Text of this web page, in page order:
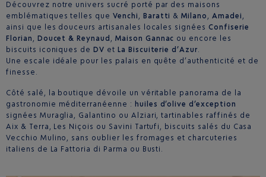
Découvrez notre univers sucré porté par des maisons
emblématiques telles queVenchi Baratti &Milano Amadei
ainsi que les douceurs artisanales locales signées Confiserie
Florian
Doucet & Reynaud Maison Gannac ou encore les
biscuits iconiques deDV et La Biscuiterie d’Azur
Une escale idéale pour les palais en quête d’authenticité et de
finesse.
Côté salé, la boutique dévoile un véritable panorama de la
gastronomie méditerranéenne : huiles d’olive d’exception
signées Muraglia, Galantino ou Alziari, tartinables raffinés de
Aix & Terra, Les Niçois ou Savini Tartufi, biscuits salés du Casa
Vecchio Mulino, sans oublier les fromages et charcuteries
italiens de La Fattoria di Parma ou Busti.